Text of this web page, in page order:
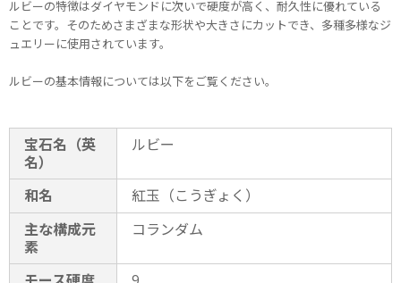
ルビーの特徴はダイヤモンドに次いで硬度が高く、耐久性に優れている
ことです。そのためさまざまな形状や大きさにカットでき、多種多様なジ
ュエリーに使用されています。
ルビーの基本情報については以下をご覧ください。
宝石名（英
名）
ルビー
和名
紅玉（こうぎょく）
主な構成元
素
コランダム